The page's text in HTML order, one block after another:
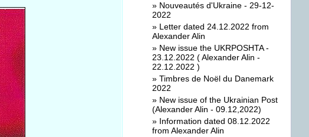
» Nouveautés d'Ukraine - 29-12-
2022
» Letter dated 24.12.2022 from
Alexander Alin
» New issue the UKRPOSHTA -
23.12.2022 ( Alexander Alin -
22.12.2022 )
» Timbres de Noël du Danemark
2022
» New issue of the Ukrainian Post
(Alexander Alin - 09.12,2022)
» Information dated 08.12.2022
from Alexander Alin